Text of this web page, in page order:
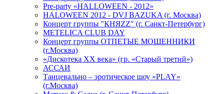
Pre-party «HALLOWEEN - 2012»
HALOWEEN 2012 - DVJ BAZUKA (г. Москва)
Концерт группы "КНЯZZ" (г. Санкт-Петербург)
METELICA CLUB DAY
Концерт группы ОТПЕТЫЕ МОШЕННИКИ
(г.Москва)
«Дискотека ХХ века» (гр. «Старый третий»)
АССАИ
Танцевально – эротическое шоу «PLAY»
(г.Москва)